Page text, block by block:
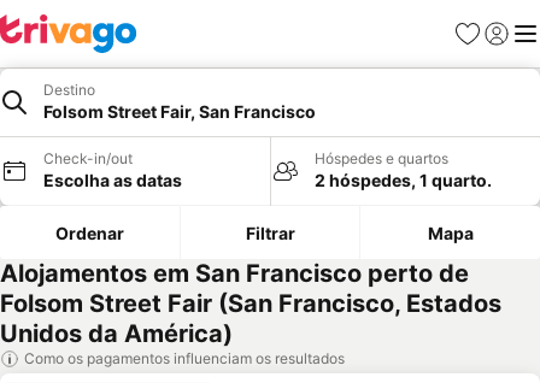
Favoritos
Iniciar
Destino
Folsom Street Fair, San Francisco
Check-in/out
Escolha as datas
Hóspedes e quartos
2 hóspedes, 1 quarto.
Ordenar Filtrar Mapa
Alojamentos em San Francisco perto de
Folsom Street Fair (San Francisco, Estados
Unidos da América)
Como os pagamentos influenciam os resultados